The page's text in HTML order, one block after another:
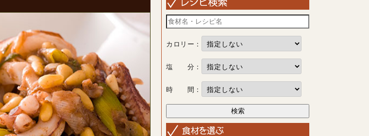
カロリー：
塩 分：
時 間：